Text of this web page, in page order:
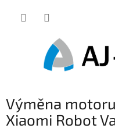
Výměna
Xiaomi Robot